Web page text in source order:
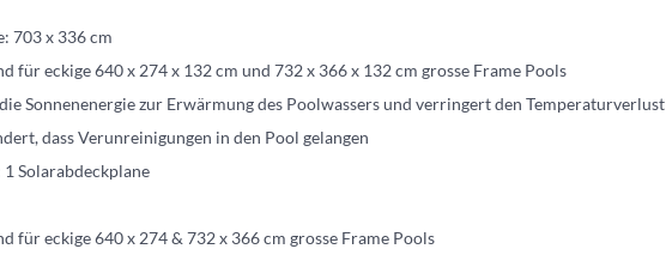
703 x 336 cm
für eckige 640 x 274 x 132 cm und 732 x 366 x 132 cm grosse Frame Pools
Sonnenenergie zur Erwärmung des Poolwassers und verringert den Temperaturverlust
dass Verunreinigungen in den Pool gelangen
Solarabdeckplane
für eckige 640 x 274 & 732 x 366 cm grosse Frame Pools